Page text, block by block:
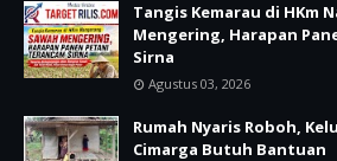
Tangis Kemarau di HKm
Mengering, Harapan
Sirna
Agustus 03, 2026
Rumah Nyaris Roboh,
Cimarga Butuh Bantuan